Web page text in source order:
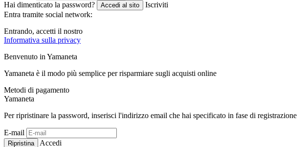
Hai dimenticato la password?
Accedi al sito
Iscriviti
Entra tramite social network:
Entrando, accetti il ​​nostro
Informativa sulla privacy
Benvenuto in Yamaneta
Yamaneta è il modo più semplice per risparmiare sugli acquisti online
Metodi di pagamento
Yamaneta
Per ripristinare la password, inserisci l'indirizzo email che hai specificato in fase di registrazione
E-mail
Ripristina Accedi